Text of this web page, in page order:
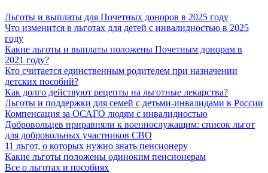
Льготы и выплаты для Почетных доноров в 2025 году
Что изменится в льготах для детей с инвалидностью в 2025
году
Какие льготы и выплаты положены Почетным донорам в
2021 году?
Кто считается единственным родителем при назначении
детских пособий?
Как долго действуют рецепты на льготные лекарства?
Льготы и поддержки для семей с детьми-инвалидами в России
Компенсация за ОСАГО людям с инвалидностью
Добровольцев приравняли к военнослужащим: список льгот
для добровольных участников СВО
11 льгот, о которых нужно знать пенсионеру
Какие льготы положены одиноким пенсионерам
Все о льготах и пособиях